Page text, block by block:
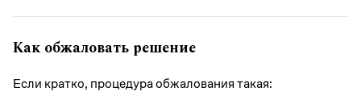
Как обжаловать решение
Если кратко, процедура обжалования такая: